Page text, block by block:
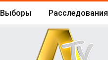
Выборы Расследования